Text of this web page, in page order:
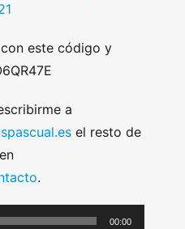
este código y
a
el resto de
.
00:00